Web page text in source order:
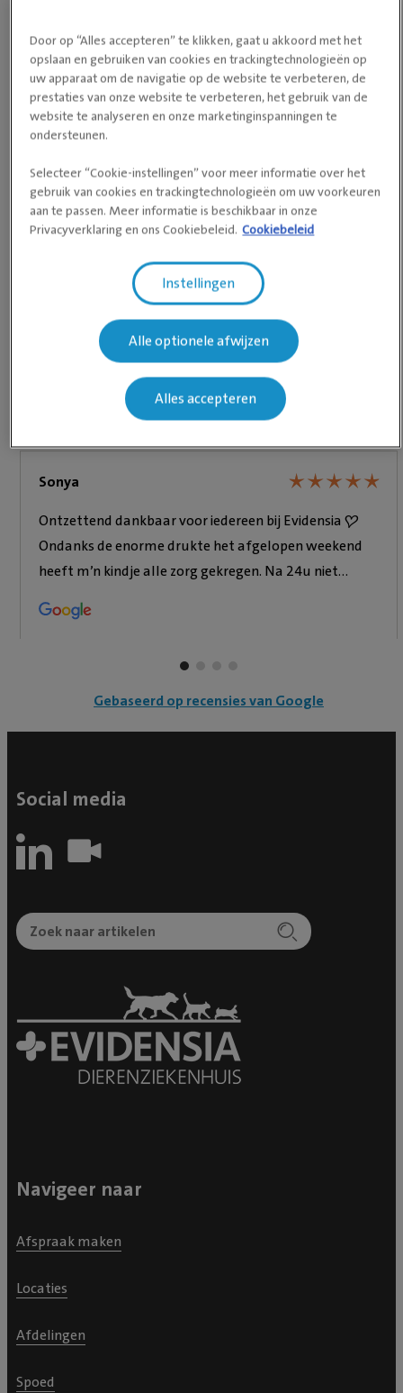
Openingstijden
Dinsdag
De hele dag open
Woensdag
De hele dag open
De hele dag open
Zaterdag
De hele dag open
De hele dag open
Onze recensies
Sonya ★★★★★
★★★★★
Ontzettend dankbaar voor iedereen bij Evidensia ❤️
Ondanks de enorme drukte het afgelopen weekend
heeft m’n kindje alle zorg gekregen. Na 24u niet
afgenomen en moest hij twee nachten daar blijven.
gaven ons direct het gevoel van rust en veiligheid. We
zijn ook via sms op de hoogte gehouden van zijn
Gebaseerd op recensies van Google
Social media
Navigeer naar
Afspraak maken
Locaties
Afdelingen
Spoed
Door op “Alles accepteren” te klikken, gaat u akkoord met het
opslaan en gebruiken van cookies en trackingtechnologieën op
uw apparaat om de navigatie op de website te verbeteren, de
prestaties van onze website te verbeteren, het gebruik van de
website te analyseren en onze marketinginspanningen te
ondersteunen.
Selecteer “Cookie-instellingen” voor meer informatie over het
gebruik van cookies en trackingtechnologieën om uw voorkeuren
aan te passen. Meer informatie is beschikbaar in onze
Privacyverklaring en ons Cookiebeleid. Cookiebeleid
Instellingen
Alle optionele afwijzen
Alles accepteren